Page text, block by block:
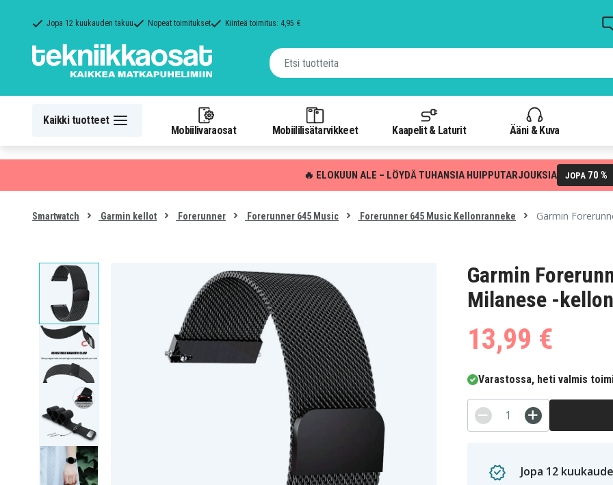
Jopa 12 kuukauden takuu Nopeat toimitukset Kiinteä toimitus: 4,95 €
Kaikki tuotteet
Mobiilivaraosat Mobiililisätarvikkeet Kaapelit & Laturit Ääni & Kuva
🔥 ELOKUUN ALE – LÖYDÄ TUHANSIA HUIPPUTARJOUKSIA JOPA 70 %
Smartwatch Garmin kellot Forerunner Forerunner 645 Music Forerunner 645 Music Kellonranneke Garmin
Garmin
Milanese -
13,99 €
Varastossa, heti valmis
Jopa 12